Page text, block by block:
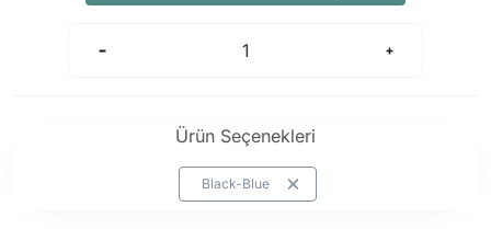
Ürün Seçenekleri
Black-Blue